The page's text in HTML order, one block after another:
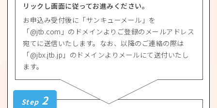
リックし画面に従ってお進みください。
お申込み受付後に「サンキューメール」を
「@jtb.com」のドメインよりご登録のメールアドレス
宛てに送信いたします。なお、以降のご連絡の際は
「@jbx.jtb.jp」のドメインよりメールにて送付いたし
ます。
Step 2